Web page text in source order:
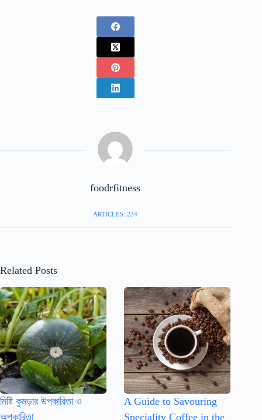
foodrfitness
ARTICLES: 234
Related Posts
মিষ্টি কুমড়ার উপকারিতা ও
অপকারিতা
A Guide to Savouring
Speciality Coffee in the